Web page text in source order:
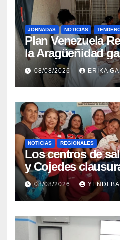
JORNADAS NOTICIAS
Plan Venezuela
la Aragüeñidad
atención médica
Aragua
08/08/2026 ERIKA
NOTICIAS REGIONALES
Los centros de
y Cojedes
Semana Mundial
Materna
08/08/2026 YENDI